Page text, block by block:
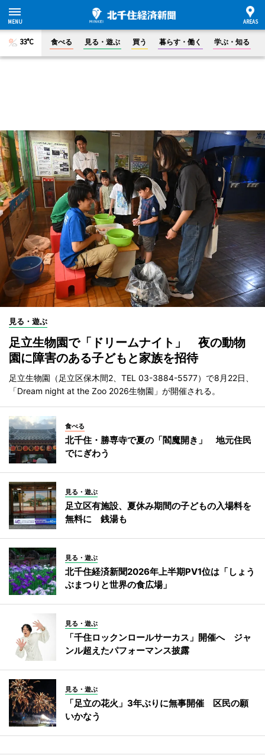
33°C 食べる 見る・遊ぶ 買う 暮らす・働く 学ぶ・知る
見る・遊ぶ
足立生物園で「ドリームナイト」 夜の動物
園に障害のある子どもと家族を招待
足立生物園（足立区保木間2、TEL 03-3884-5577）で8月22日、
「Dream night at the Zoo 2026生物園」が開催される。
食べる
北千住・勝専寺で夏の「閻魔開き」 地元住民
でにぎわう
見る・遊ぶ
足立区有施設、夏休み期間の子どもの入場料を
無料に 銭湯も
見る・遊ぶ
北千住経済新聞2026年上半期PV1位は「しょう
ぶまつりと世界の食広場」
見る・遊ぶ
「千住ロックンロールサーカス」開催へ ジャ
ンル超えたパフォーマンス披露
見る・遊ぶ
「足立の花火」3年ぶりに無事開催 区民の願
いかなう